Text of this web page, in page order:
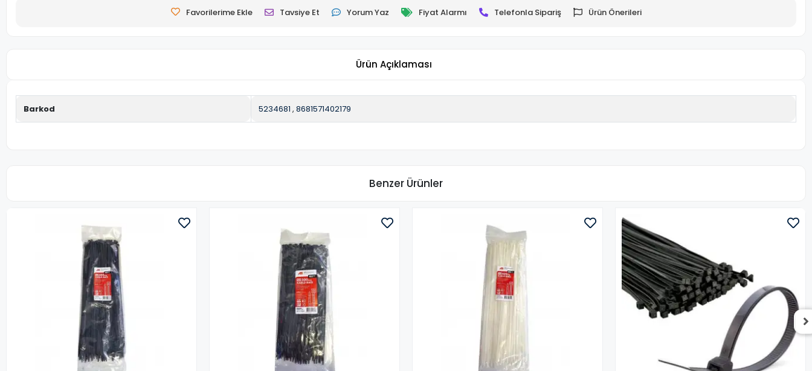
Favorilerime Ekle Tavsiye Et Yorum Yaz Fiyat Alarmı Telefonla Sipariş Ürün Önerileri
Ürün Açıklaması
Barkod 5234681 , 8681571402179
Benzer Ürünler